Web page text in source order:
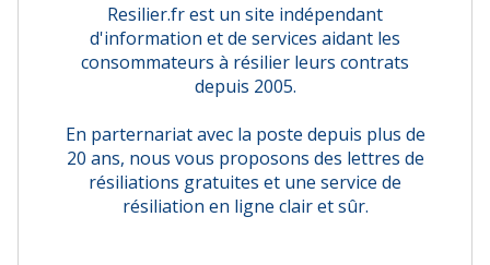
Resilier.fr est un site indépendant
d'information et de services aidant les
consommateurs à résilier leurs contrats
depuis 2005.
En parternariat avec la poste depuis plus de
20 ans, nous vous proposons des lettres de
résiliations gratuites et une service de
résiliation en ligne clair et sûr.